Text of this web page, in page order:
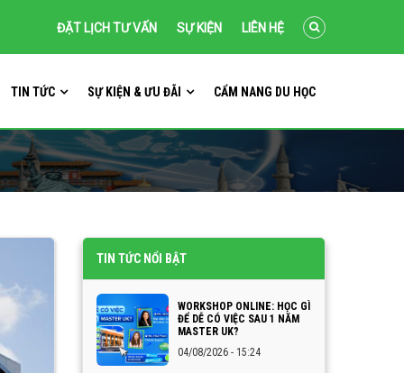
ĐẶT LỊCH TƯ VẤN SỰ KIỆN LIÊN HỆ
TIN TỨC SỰ KIỆN & ƯU ĐÃI CẨM NANG DU HỌC
TIN TỨC NỔI BẬT
WORKSHOP ONLINE: HỌC GÌ
ĐỂ DỄ CÓ VIỆC SAU 1 NĂM
MASTER UK?
04/08/2026 - 15:24